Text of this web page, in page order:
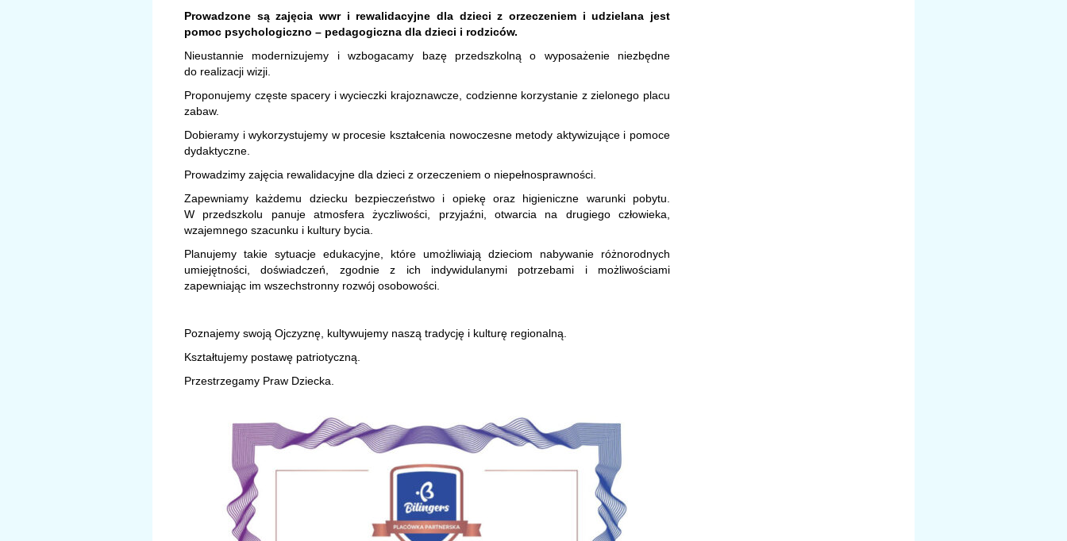
Prowadzone są zajęcia wwr i rewalidacyjne dla dzieci z orzeczeniem i udzielana jest
pomoc psychologiczno – pedagogiczna dla dzieci i rodziców.
Nieustannie modernizujemy i wzbogacamy bazę przedszkolną o wyposażenie niezbędne
do realizacji wizji.
Proponujemy częste spacery i wycieczki krajoznawcze, codzienne korzystanie z zielonego placu
zabaw.
Dobieramy i wykorzystujemy w procesie kształcenia nowoczesne metody aktywizujące i pomoce
dydaktyczne.
Prowadzimy zajęcia rewalidacyjne dla dzieci z orzeczeniem o niepełnosprawności.
Zapewniamy każdemu dziecku bezpieczeństwo i opiekę oraz higieniczne warunki pobytu.
W przedszkolu panuje atmosfera życzliwości, przyjaźni, otwarcia na drugiego człowieka,
wzajemnego szacunku i kultury bycia.
Planujemy takie sytuacje edukacyjne, które umożliwiają dzieciom nabywanie różnorodnych
umiejętności, doświadczeń, zgodnie z ich indywidulanymi potrzebami i możliwościami
zapewniając im wszechstronny rozwój osobowości.
Poznajemy swoją Ojczyznę, kultywujemy naszą tradycję i kulturę regionalną.
Kształtujemy postawę patriotyczną.
Przestrzegamy Praw Dziecka.